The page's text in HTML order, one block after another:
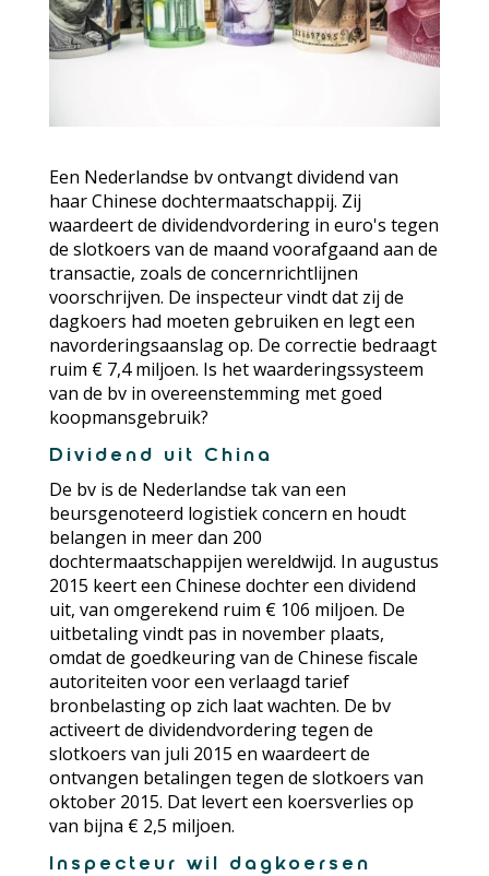
Een Nederlandse bv ontvangt dividend van
haar Chinese dochtermaatschappij. Zij
waardeert de dividendvordering in euro's tegen
de slotkoers van de maand voorafgaand aan de
transactie, zoals de concernrichtlijnen
voorschrijven. De inspecteur vindt dat zij de
dagkoers had moeten gebruiken en legt een
navorderingsaanslag op. De correctie bedraagt
ruim € 7,4 miljoen. Is het waarderingssysteem
van de bv in overeenstemming met goed
koopmansgebruik?
Dividend uit China
De bv is de Nederlandse tak van een
beursgenoteerd logistiek concern en houdt
belangen in meer dan 200
dochtermaatschappijen wereldwijd. In augustus
2015 keert een Chinese dochter een dividend
uit, van omgerekend ruim € 106 miljoen. De
uitbetaling vindt pas in november plaats,
omdat de goedkeuring van de Chinese fiscale
autoriteiten voor een verlaagd tarief
bronbelasting op zich laat wachten. De bv
activeert de dividendvordering tegen de
slotkoers van juli 2015 en waardeert de
ontvangen betalingen tegen de slotkoers van
oktober 2015. Dat levert een koersverlies op
van bijna € 2,5 miljoen.
Inspecteur wil dagkoersen